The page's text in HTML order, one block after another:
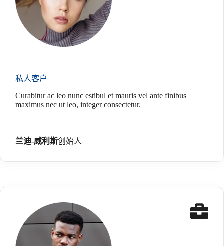
私人客户
Curabitur ac leo nunc estibul et mauris vel ante finibus
maximus nec ut leo, integer consectetur.
兰迪-威利斯创始人